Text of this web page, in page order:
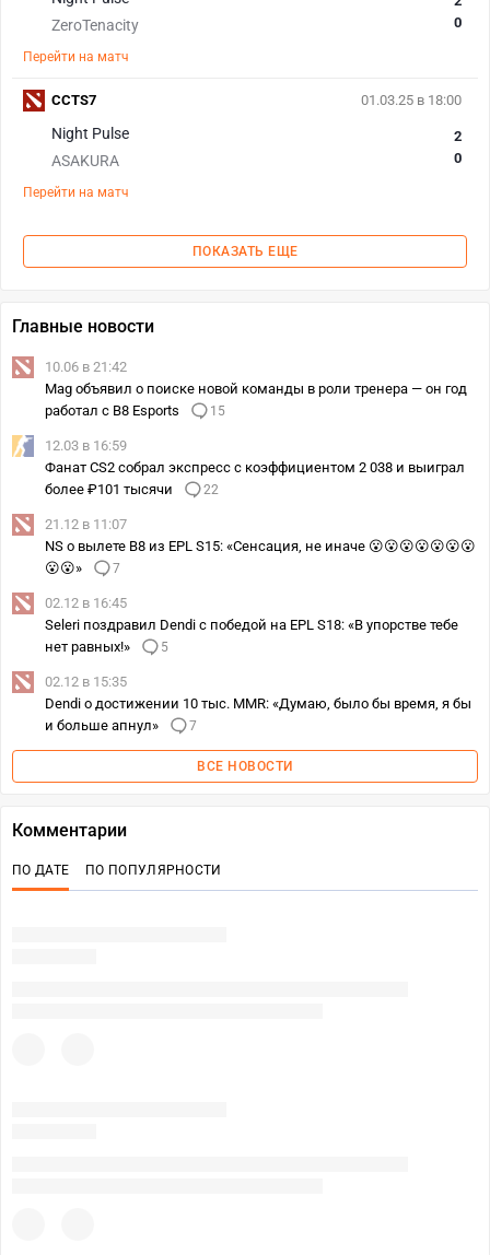
ZeroTenacity
0
Перейти на матч
01.03.25 в 18:00
Night Pulse
ASAKURA
2
0
Перейти на матч
CCTS7
ПОКАЗАТЬ ЕЩЕ
Главные новости
10.06 в 21:42
Mag объявил о поиске новой команды в роли тренера — он год
работал с B8 Esports
15
12.03 в 16:59
Фанат CS2 собрал экспресс с коэффициентом 2 038 и выиграл
более ₽101 тысячи
22
21.12 в 11:07
NS о вылете B8 из EPL S15: «Сенсация, не иначе 😮😮😮😮😮😮😮
😮😮»
7
02.12 в 16:45
Seleri поздравил Dendi с победой на EPL S18: «В упорстве тебе
нет равных!»
5
02.12 в 15:35
Dendi о достижении 10 тыс. MMR: «Думаю, было бы время, я бы
и больше апнул»
7
ВСЕ НОВОСТИ
Комментарии
ПО ДАТЕ ПО ПОПУЛЯРНОСТИ